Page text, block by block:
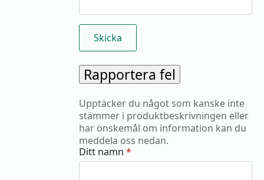
Rapportera fel
Upptäcker du något som kanske inte
stämmer i produktbeskrivningen eller
har önskemål om information kan du
meddela oss nedan.
Ditt namn *